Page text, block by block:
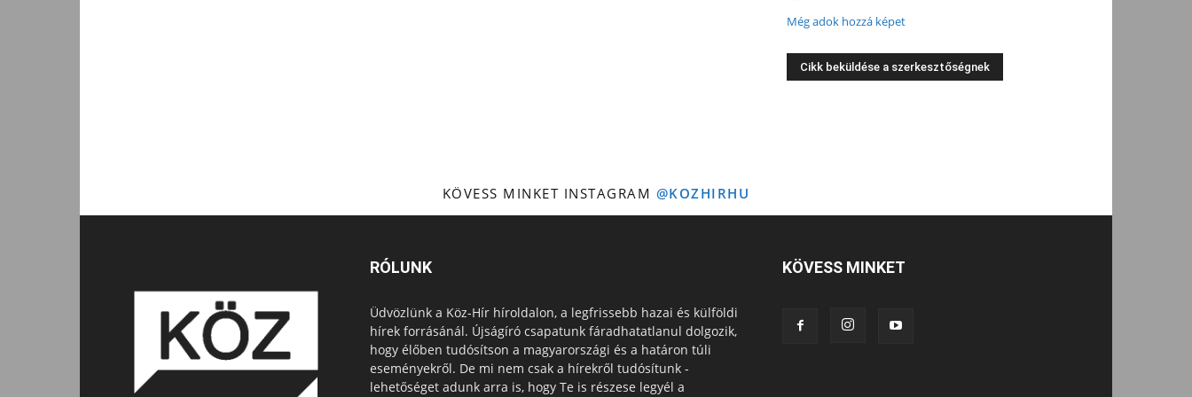
Még adok hozzá képet
KÖVESS MINKET INSTAGRAM @KOZHIRHU
RÓLUNK
Üdvözlünk a Köz-Hír híroldalon, a legfrissebb hazai és külföldi
hírek forrásánál. Újságíró csapatunk fáradhatatlanul dolgozik,
hogy élőben tudósítson a magyarországi és a határon túli
eseményekről. De mi nem csak a hírekről tudósítunk -
lehetőséget adunk arra is, hogy Te is részese legyél a
KÖVESS MINKET